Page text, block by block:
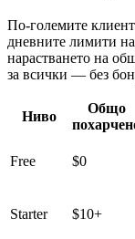
По-големите
дневните лимити
нарастването на
за всички — без
Ниво
Общо
Free $0
Starter $10+